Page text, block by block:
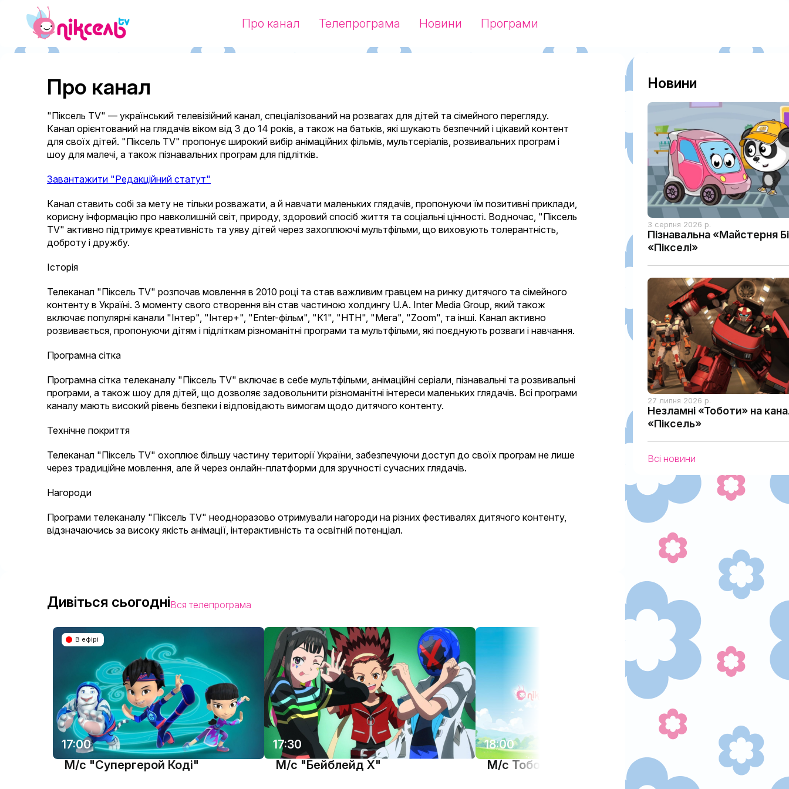
Про канал Телепрограма Новини Програми
Про канал
"Піксель TV" — український телевізійний канал, спеціалізований на розвагах для дітей та сімейного перегляду.
Канал орієнтований на глядачів віком від 3 до 14 років, а також на батьків, які шукають безпечний і цікавий контент
для своїх дітей. "Піксель TV" пропонує широкий вибір анімаційних фільмів, мультсеріалів, розвивальних програм і
шоу для малечі, а також пізнавальних програм для підлітків.
Завантажити "Редакційний статут"
Канал ставить собі за мету не тільки розважати, а й навчати маленьких глядачів, пропонуючи їм позитивні приклади,
корисну інформацію про навколишній світ, природу, здоровий спосіб життя та соціальні цінності. Водночас, "Піксель
TV" активно підтримує креативність та уяву дітей через захоплюючі мультфільми, що виховують толерантність,
доброту і дружбу.
Історія
Телеканал "Піксель TV" розпочав мовлення в 2010 році та став важливим гравцем на ринку дитячого та сімейного
контенту в Україні. З моменту свого створення він став частиною холдингу U.A. Inter Media Group, який також
включає популярні канали "Інтер", "Інтер+", "Enter-фільм", "К1", "НТН", "Мега", "Zoom", та інші. Канал активно
розвивається, пропонуючи дітям і підліткам різноманітні програми та мультфільми, які поєднують розваги і навчання.
Програмна сітка
Програмна сітка телеканалу "Піксель TV" включає в себе мультфільми, анімаційні серіали, пізнавальні та розвивальні
програми, а також шоу для дітей, що дозволяє задовольнити різноманітні інтереси маленьких глядачів. Всі програми
каналу мають високий рівень безпеки і відповідають вимогам щодо дитячого контенту.
Технічне покриття
Телеканал "Піксель TV" охоплює більшу частину території України, забезпечуючи доступ до своїх програм не лише
через традиційне мовлення, але й через онлайн-платформи для зручності сучасних глядачів.
Нагороди
Програми телеканалу "Піксель TV" неодноразово отримували нагороди на різних фестивалях дитячого контенту,
відзначаючись за високу якість анімації, інтерактивність та освітній потенціал.
Дивіться сьогодніВся телепрограма
В ефірі
17:00
М/с "Супергерой Коді"
17:30
М/с "Бейблейд X"
18:00
М/с Тобот
18:30
М/с Місія
Новини
3 серпня 2026 р.
Пізнавальна «Майстерня
«Пікселі»
27 липня 2026 р.
Незламні «Тоботи» на
«Піксель»
Всі новини